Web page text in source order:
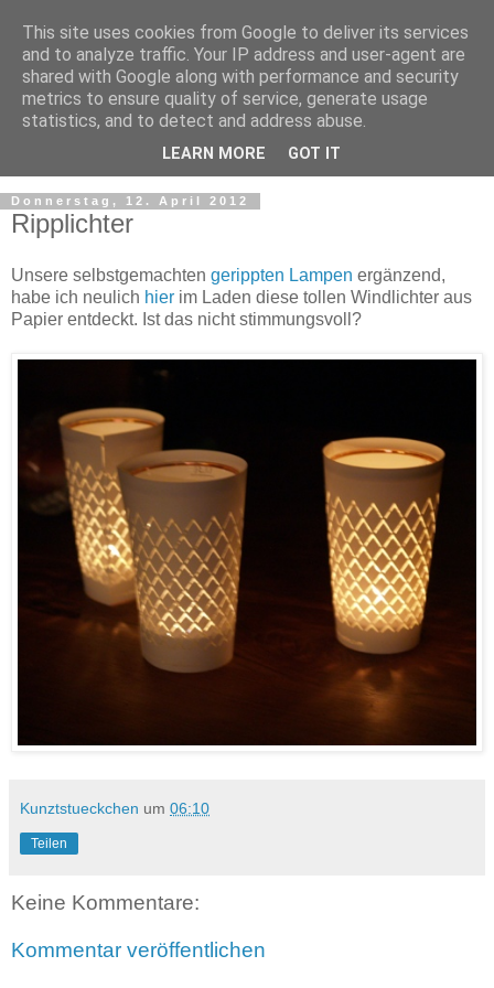
Donnerstag, 12. April 2012
Ripplichter
Unsere selbstgemachten gerippten Lampen ergänzend,
habe ich neulich hier im Laden diese tollen Windlichter aus
Papier entdeckt. Ist das nicht stimmungsvoll?
Kunztstueckchen um 06:10
Teilen
Keine Kommentare:
Kommentar veröffentlichen
This site uses cookies from Google to deliver its services
and to analyze traffic. Your IP address and user-agent are
shared with Google along with performance and security
metrics to ensure quality of service, generate usage
statistics, and to detect and address abuse.
LEARN MORE GOT IT